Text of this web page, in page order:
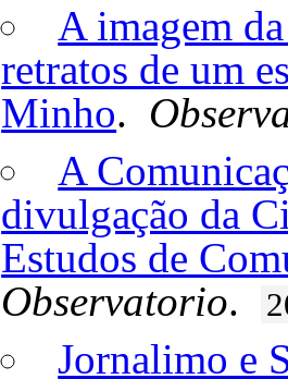
A imagem
retratos de um
Minho.
A
divulgação da
Estudos de
Observatorio.
Jornalimo e